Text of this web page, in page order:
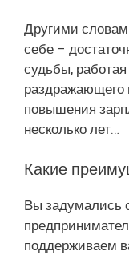
Другими
себе –
судьбы,
раздражающего
повышения
несколько лет…
Какие
Вы задумались
поддерживаем